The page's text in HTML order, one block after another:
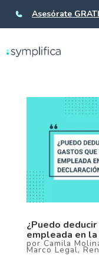
¿Puedo
empleada en
por Camila
Marco Legal,
Asesórate